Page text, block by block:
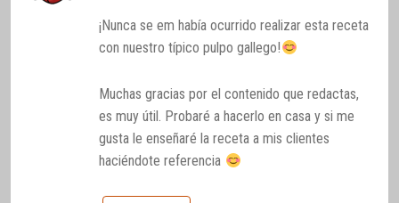
¡Nunca se em había ocurrido realizar esta receta
con nuestro típico pulpo gallego!
Muchas gracias por el contenido que redactas,
es muy útil. Probaré a hacerlo en casa y si me
gusta le enseñaré la receta a mis clientes
haciéndote referencia